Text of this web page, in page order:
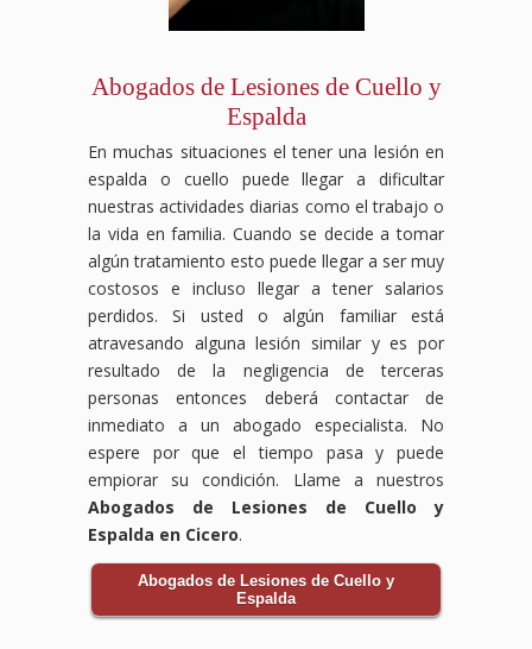
Abogados de Lesiones de Cuello y
Espalda
En muchas situaciones el tener una lesión en
espalda o cuello puede llegar a dificultar
nuestras actividades diarias como el trabajo o
la vida en familia. Cuando se decide a tomar
algún tratamiento esto puede llegar a ser muy
costosos e incluso llegar a tener salarios
perdidos. Si usted o algún familiar está
atravesando alguna lesión similar y es por
resultado de la negligencia de terceras
personas entonces deberá contactar de
inmediato a un abogado especialista. No
espere por que el tiempo pasa y puede
empiorar su condición. Llame a nuestros
Abogados de Lesiones de Cuello y
Espalda en Cicero.
Abogados de Lesiones de Cuello y
Espalda